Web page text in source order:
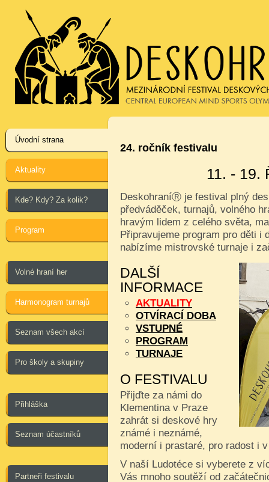
Úvodní strana
Aktuality
Kde? Kdy? Za kolik?
Program
Volné hraní her
Harmonogram turnajů
Seznam všech akcí
Pro školy a skupiny
Přihláška
Seznam účastníků
Partneři festivalu
24. ročník festivalu
11. - 19.
DeskohraníⓇ je festival plný
předváděček, turnajů, volného
hravým lidem z celého světa,
Připravujeme program pro děti i
nabízíme mistrovské turnaje i
DALŠÍ
INFORMACE
AKTUALITY
OTVÍRACÍ DOBA
VSTUPNÉ
PROGRAM
TURNAJE
O FESTIVALU
Přijďte za námi do
Klementina v Praze
zahrát si deskové hry
známé i neznámé,
moderní i prastaré, pro radost i
V naší Ludotéce si vyberete z
Vás mnoho soutěží od